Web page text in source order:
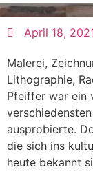
April 18,
Malerei,
Lithographie,
Pfeiffer war ein
ausprobierte.
die sich ins
heute bekannt